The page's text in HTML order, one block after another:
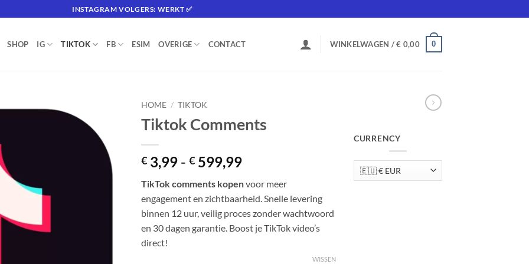
INSTAGRAM VOLGERS: WERKT ✅
SHOP IG TIKTOK FB ESIM OVERIGE CONTACT WINKELWAGEN /€ 0,00 0
Toevoegen
verlanglijst
HOME / TIKTOK
Tiktok Comments
€ 3,99 - € 599,99Prijsklasse:
tot
€ 599,99
TikTok comments kopenvoor meer
engagement en zichtbaarheid. Snelle levering
binnen 12 uur, veilig proces zonder wachtwoord
en 30 dagen garantie. Boost je TikTok video’s
direct!
CURRENCY